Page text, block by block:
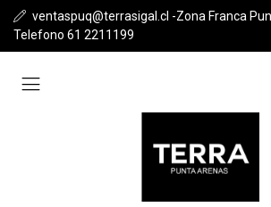
ventaspuq@terrasigal.cl -Zona Franca
Telefono 61 2211199